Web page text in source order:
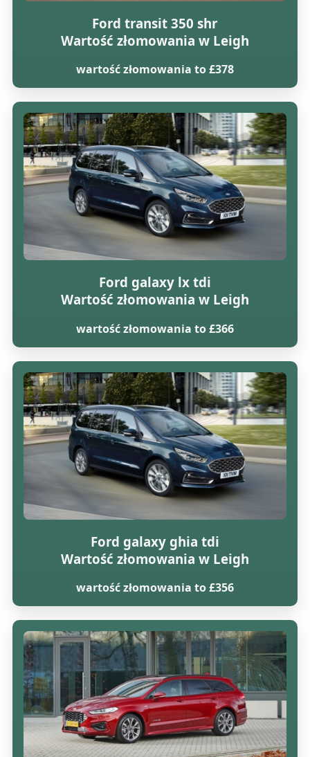
Ford transit 350 shr
Wartość złomowania w Leigh
wartość złomowania to £378
Ford galaxy lx tdi
Wartość złomowania w Leigh
wartość złomowania to £366
Ford galaxy ghia tdi
Wartość złomowania w Leigh
wartość złomowania to £356